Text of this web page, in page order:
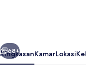
Town
Berikutnya
68+
RingkasanKamarLokasi